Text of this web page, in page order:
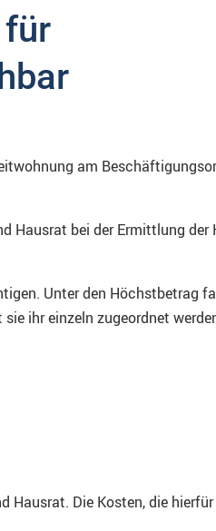
am
Hausrat bei der Ermittlung
Unter den Höchstbetrag
ihr einzeln zugeordnet
Die Kosten, die